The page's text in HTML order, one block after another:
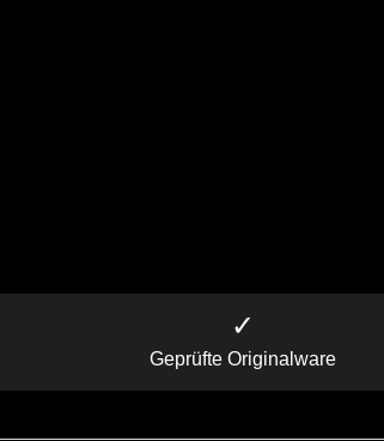
✓
Geprüfte Originalware